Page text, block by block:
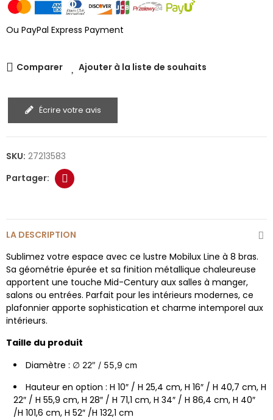
Ou PayPal Express Payment
Comparer Ajouter à la liste de souhaits
Écrire votre avis
SKU: 27213583
LA DESCRIPTION
Sublimez votre espace avec ce lustre Mobilux Line à 8 bras.
Sa géométrie épurée et sa finition métallique chaleureuse
apportent une touche Mid-Century aux salles à manger,
salons ou entrées. Parfait pour les intérieurs modernes, ce
plafonnier apporte sophistication et charme intemporel aux
intérieurs.
Taille du produit
Diamètre : ∅ 22″ / 55,9 cm
Hauteur en option : H 10″ / H 25,4 cm, H 16″ / H 40,7 cm, H
22″ / H 55,9 cm, H 28″ / H 71,1 cm, H 34″ / H 86,4 cm, H 40″
/H 101,6 cm, H 52″ /H 132,1 cm